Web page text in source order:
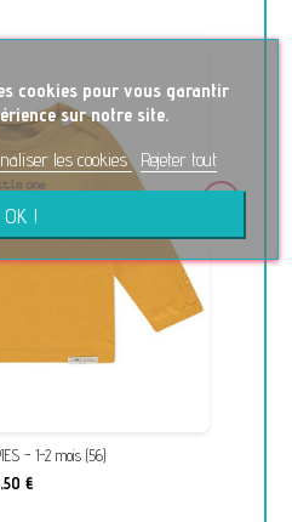
- 1-2 mois (56)
€
cookies pour vous garantir
sur notre site.
les cookies Rejeter tout
OK !